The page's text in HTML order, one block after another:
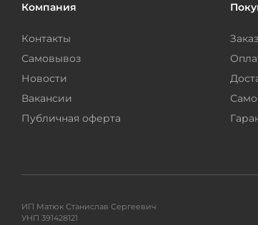
Компания
Контакты
Самовывоз
Новости
Вакансии
Публичная оферта
Заказ
ИП Матюк Станислав Сергеевич
УНП 391428121